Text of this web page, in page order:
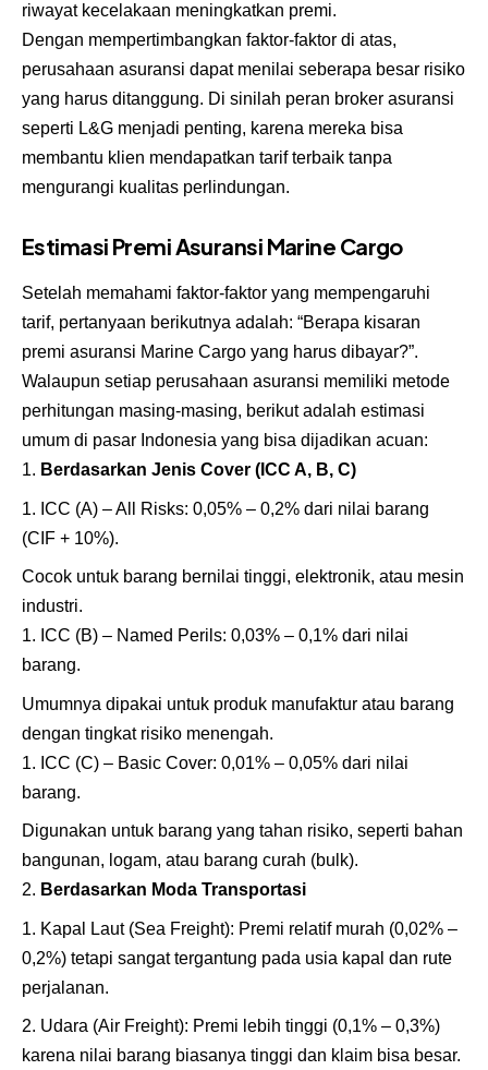
riwayat kecelakaan meningkatkan premi.
Dengan mempertimbangkan faktor-faktor di atas,
perusahaan asuransi dapat menilai seberapa besar risiko
yang harus ditanggung. Di sinilah peran broker asuransi
seperti L&G menjadi penting, karena mereka bisa
membantu klien mendapatkan tarif terbaik tanpa
mengurangi kualitas perlindungan.
Estimasi Premi Asuransi Marine Cargo
Setelah memahami faktor-faktor yang mempengaruhi
tarif, pertanyaan berikutnya adalah: “Berapa kisaran
premi asuransi Marine Cargo yang harus dibayar?”.
Walaupun setiap perusahaan asuransi memiliki metode
perhitungan masing-masing, berikut adalah estimasi
umum di pasar Indonesia yang bisa dijadikan acuan:
Berdasarkan Jenis Cover (ICC A, B, C)
ICC (A) – All Risks: 0,05% – 0,2% dari nilai barang
(CIF + 10%).
Cocok untuk barang bernilai tinggi, elektronik, atau mesin
industri.
ICC (B) – Named Perils: 0,03% – 0,1% dari nilai
barang.
Umumnya dipakai untuk produk manufaktur atau barang
dengan tingkat risiko menengah.
ICC (C) – Basic Cover: 0,01% – 0,05% dari nilai
barang.
Digunakan untuk barang yang tahan risiko, seperti bahan
bangunan, logam, atau barang curah (bulk).
Berdasarkan Moda Transportasi
Kapal Laut (Sea Freight): Premi relatif murah (0,02% –
0,2%) tetapi sangat tergantung pada usia kapal dan rute
perjalanan.
Udara (Air Freight): Premi lebih tinggi (0,1% – 0,3%)
karena nilai barang biasanya tinggi dan klaim bisa besar.